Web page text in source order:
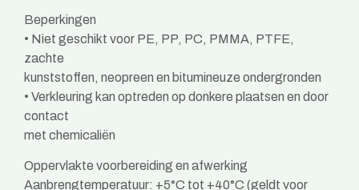
Beperkingen
• Niet geschikt voor PE, PP, PC, PMMA, PTFE,
zachte
kunststoffen, neopreen en bitumineuze ondergronden
• Verkleuring kan optreden op donkere plaatsen en door
contact
met chemicaliën
Oppervlakte voorbereiding en afwerking
Aanbrengtemperatuur: +5°C tot +40°C (geldt voor